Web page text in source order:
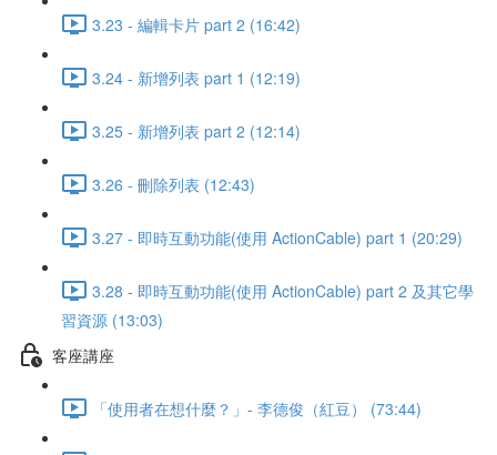
3.23 - 編輯卡片 part 2 (16:42)
3.24 - 新增列表 part 1 (12:19)
3.25 - 新增列表 part 2 (12:14)
3.26 - 刪除列表 (12:43)
3.27 - 即時互動功能(使用 ActionCable) part 1 (20:29)
3.28 - 即時互動功能(使用 ActionCable) part 2 及其它學
習資源 (13:03)
客座講座
「使用者在想什麼？」- 李德俊（紅豆） (73:44)